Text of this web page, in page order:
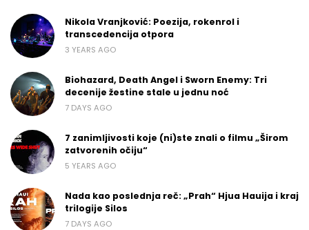
Nikola Vranjković: Poezija, rokenrol i
transcedencija otpora
3 YEARS AGO
Biohazard, Death Angel i Sworn Enemy: Tri
decenije žestine stale u jednu noć
7 DAYS AGO
7 zanimljivosti koje (ni)ste znali o filmu „Širom
zatvorenih očiju“
5 YEARS AGO
Nada kao poslednja reč: „Prah“ Hjua Hauija i kraj
trilogije Silos
7 DAYS AGO